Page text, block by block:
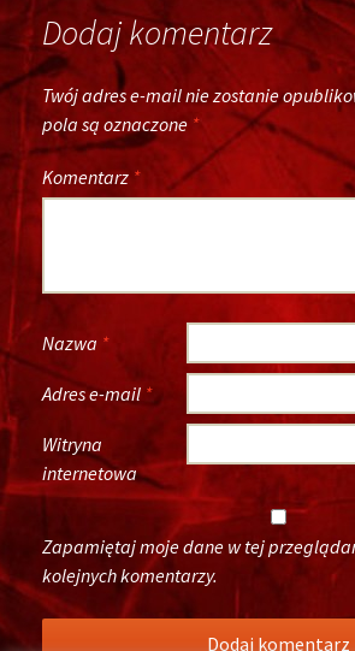
Dodaj komentarz
Twój adres e-mail nie zostanie
pola są oznaczone *
Komentarz *
Nazwa *
Adres e-mail *
Witryna
internetowa
Zapamiętaj moje dane w tej
kolejnych komentarzy.